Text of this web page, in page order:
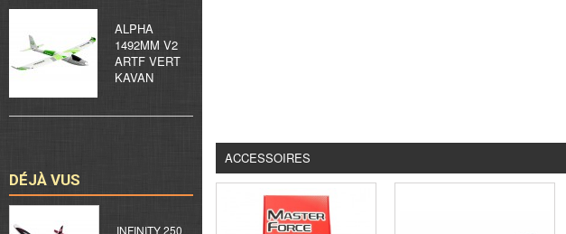
ALPHA
1492MM V2
ARTF VERT
KAVAN
DÉJÀ VUS
INFINITY 250
ACCESSOIRES